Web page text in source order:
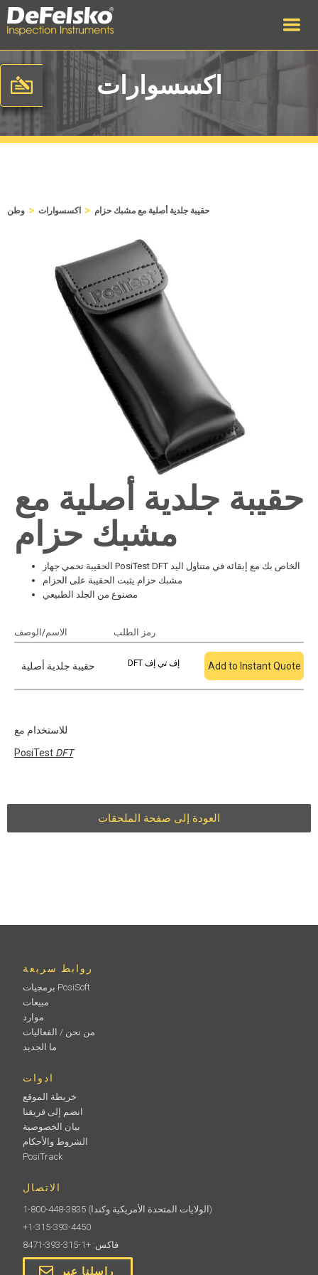
اكسسوارات
وطن > اكسسوارات > حقيبة جلدية أصلية مع مشبك حزام
حقيبة جلدية أصلية مع
مشبك حزام
الحقيبة تحمي جهاز PosiTest DFT الخاص بك مع إبقائه في متناول اليد
مشبك حزام يثبت الحقيبة على الحزام
مصنوع من الجلد الطبيعي
الاسم/الوصف رمز الطلب
حقيبة جلدية أصلية DFT إف تي إف Add to Instant Quote
للاستخدام مع
PosiTest DFT
العودة إلى صفحة الملحقات
روابط سريعة
برمجيات PosiSoft
مبيعات
موارد
من نحن / الفعاليات
ما الجديد
ادوات
خريطة الموقع
انضم إلى فريقنا
بيان الخصوصية
الشروط والأحكام
PosiTrack
الاتصال
1-800-448-3835
(الولايات المتحدة الأمريكية وكندا)
+1-315-393-4450
فاكس: +1-315-393-8471
راسلنا عبر